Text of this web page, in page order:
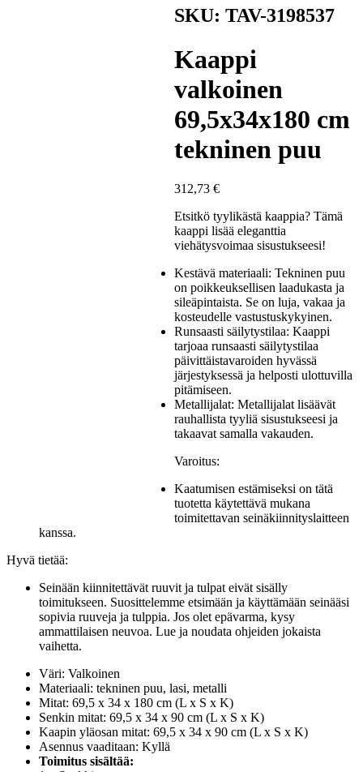
SKU: TAV-3198537
Kaappi
valkoinen
69,5x34x180 cm
tekninen puu
312,73€
Etsitkö tyylikästä kaappia? Tämä
kaappi lisää eleganttia
viehätysvoimaa sisustukseesi!
Kestävä materiaali: Tekninen puu
on poikkeuksellisen laadukasta ja
sileäpintaista. Se on luja, vakaa ja
kosteudelle vastustuskykyinen.
Runsaasti säilytystilaa: Kaappi
tarjoaa runsaasti säilytystilaa
päivittäistavaroiden hyvässä
järjestyksessä ja helposti ulottuvilla
pitämiseen.
Metallijalat: Metallijalat lisäävät
rauhallista tyyliä sisustukseesi ja
takaavat samalla vakauden.
Varoitus:
Kaatumisen estämiseksi on tätä
tuotetta käytettävä mukana
toimitettavan seinäkiinnityslaitteen
kanssa.
Hyvä tietää:
Seinään kiinnitettävät ruuvit ja tulpat eivät sisälly
toimitukseen. Suosittelemme etsimään ja käyttämään seinääsi
sopivia ruuveja ja tulppia. Jos olet epävarma, kysy
ammattilaisen neuvoa. Lue ja noudata ohjeiden jokaista
vaihetta.
Väri: Valkoinen
Materiaali: tekninen puu, lasi, metalli
Mitat: 69,5 x 34 x 180 cm (L x S x K)
Senkin mitat: 69,5 x 34 x 90 cm (L x S x K)
Kaapin yläosan mitat: 69,5 x 34 x 90 cm (L x S x K)
Asennus vaaditaan: Kyllä
Toimitus sisältää: